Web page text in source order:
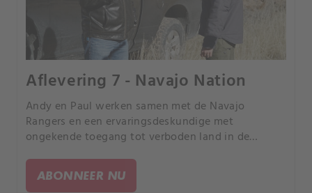
Aflevering 7 - Navajo Nation
Andy en Paul werken samen met de Navajo
Rangers en een ervaringsdeskundige met
ongekende toegang tot verboden land in de
van Skinwalkers.
ABONNEER NU